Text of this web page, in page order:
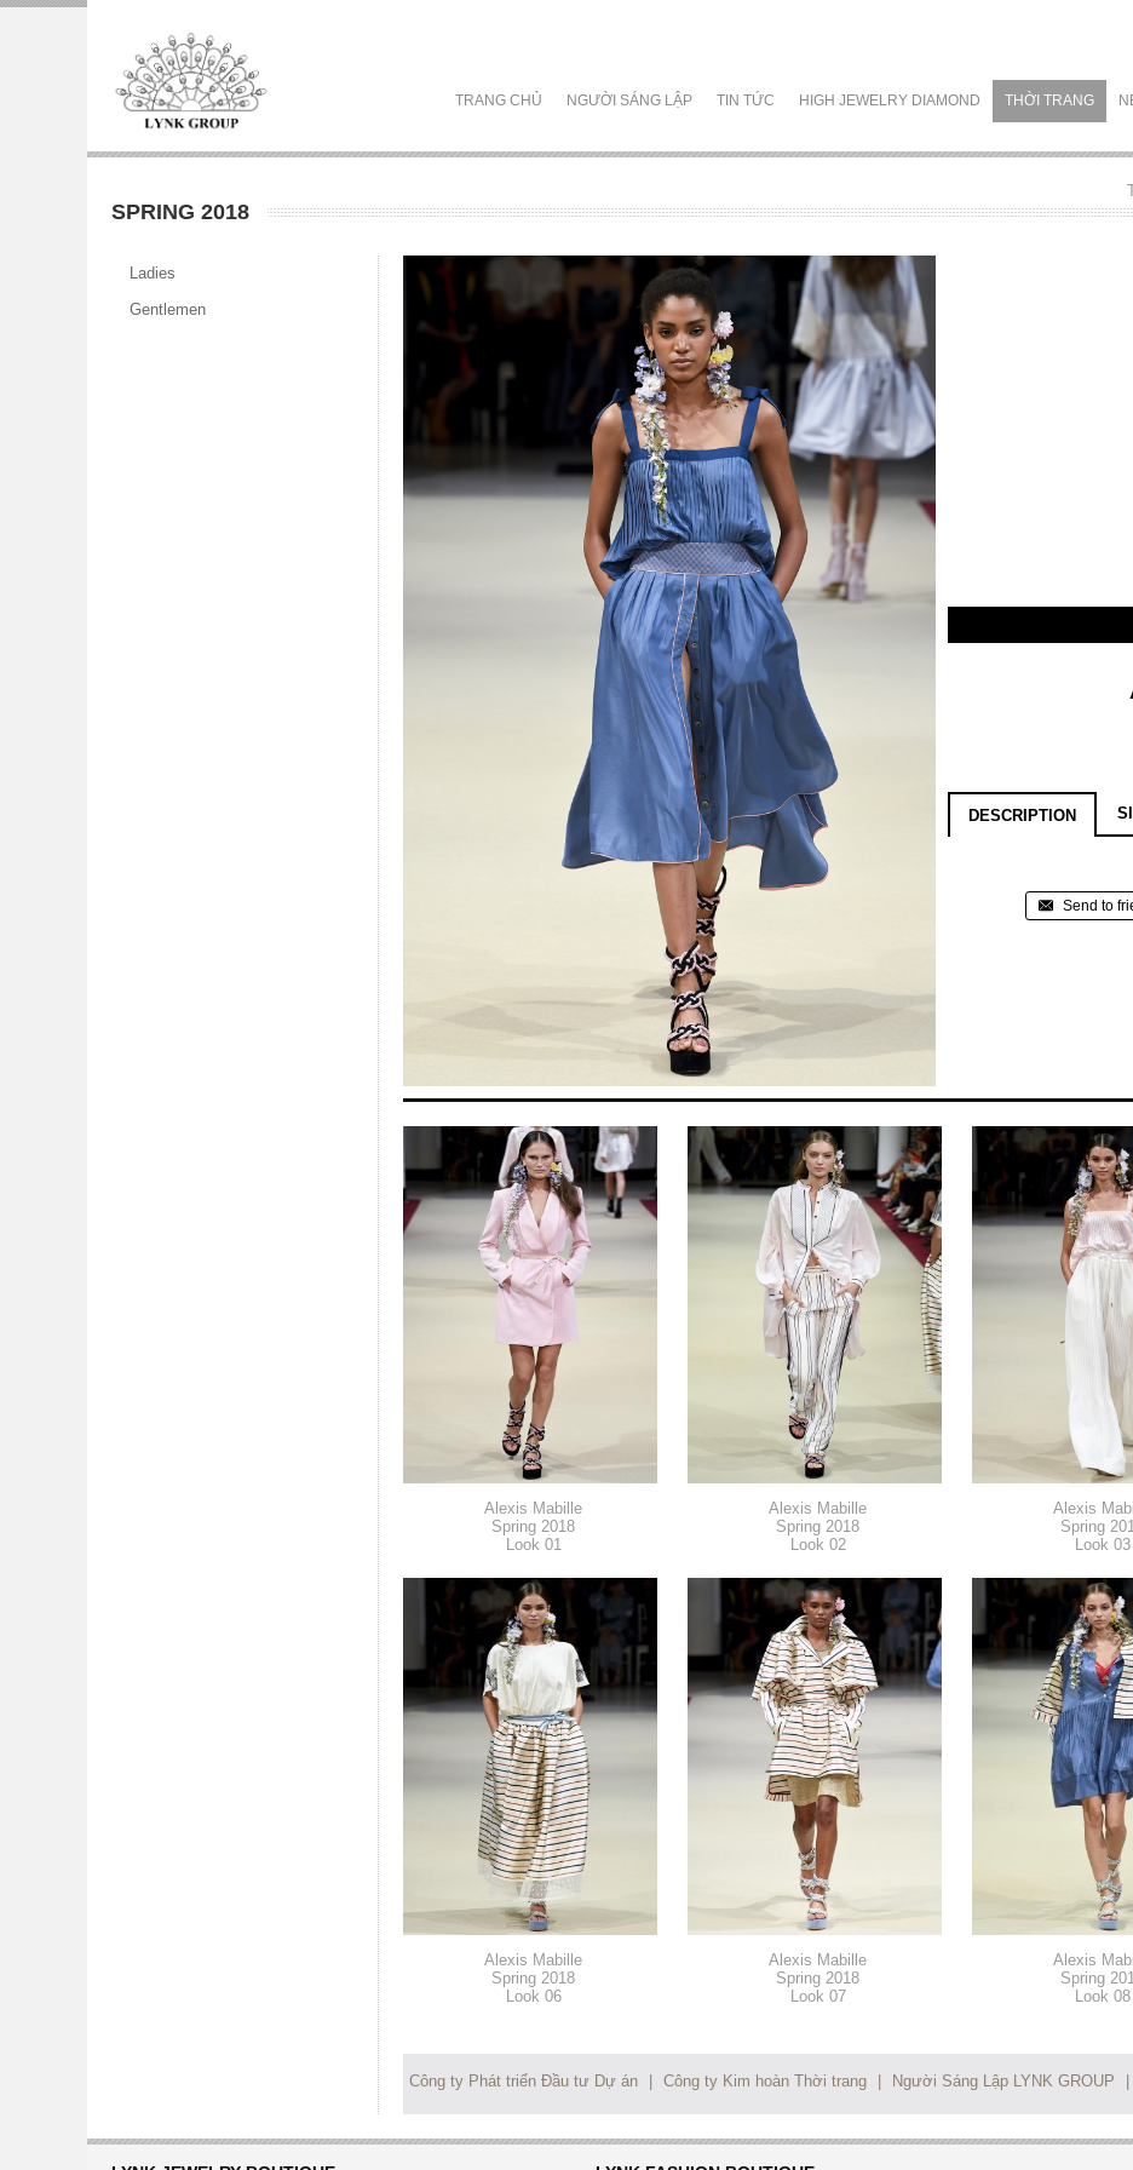
TRANG CHỦ NGƯỜI SÁNG LẬP TIN TỨC HIGH JEWELRY DIAMOND THỜI TRANG
SPRING 2018
Ladies
Gentlemen
DESCRIPTION
Send to
Alexis Mabille
Spring 2018
Look 01
Alexis Mabille
Spring 2018
Look 02
Alexis
Spring
Look 03
Alexis Mabille
Spring 2018
Look 06
Alexis Mabille
Spring 2018
Look 07
Alexis
Spring
Look 08
Công ty Phát triển Đầu tư Dự án Công ty Kim hoàn Thời trang Người Sáng Lập LYNK GROUP